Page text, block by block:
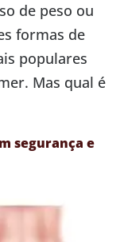
de peso ou
formas de
populares
Mas qual é
segurança e